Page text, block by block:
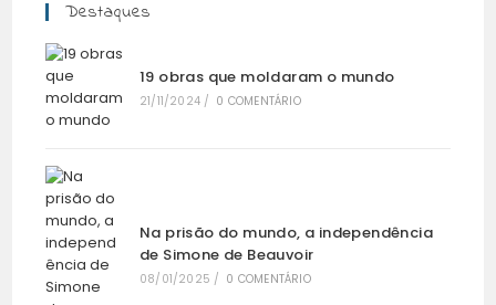
Destaques
19 obras que moldaram o mundo
21/11/2024 / 0 COMENTÁRIO
Na prisão do mundo, a independência
de Simone de Beauvoir
08/01/2025 / 0 COMENTÁRIO